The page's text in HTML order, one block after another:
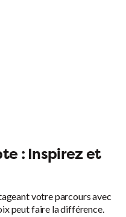
: Inspirez et
votre parcours avec
peut faire la différence.